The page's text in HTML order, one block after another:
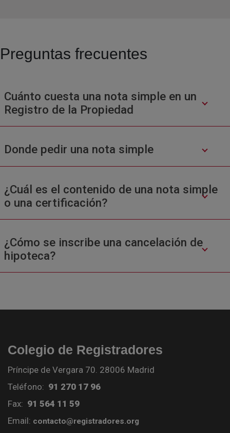
Preguntas frecuentes
Cuánto cuesta una nota simple en un
Registro de la Propiedad
Donde pedir una nota simple
¿Cuál es el contenido de una nota simple
o una certificación?
¿Cómo se inscribe una cancelación de
hipoteca?
Colegio de Registradores
Príncipe de Vergara 70. 28006 Madrid
Teléfono: 91 270 17 96
Fax: 91 564 11 59
Email: contacto@registradores.org